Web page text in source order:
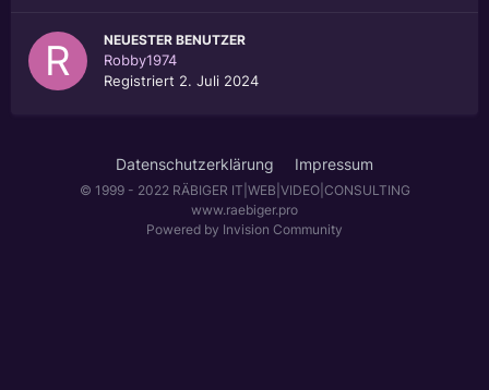
NEUESTER BENUTZER
Robby1974
Registriert 2. Juli 2024
Datenschutzerklärung Impressum
© 1999 - 2022 RÄBIGER IT|WEB|VIDEO|CONSULTING
www.raebiger.pro
Powered by Invision Community